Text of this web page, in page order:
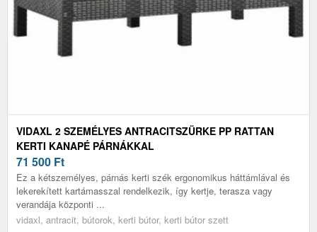
VIDAXL 2 SZEMÉLYES ANTRACITSZÜRKE PP RATTAN
KERTI KANAPÉ PÁRNÁKKAL
71 500 Ft
Ez a kétszemélyes, párnás kerti szék ergonomikus háttámlával és
lekerekített kartámasszal rendelkezik, így kertje, terasza vagy
verandája központi ...
vidaxl, antracit, bútorok, kerti bútor, kerti bútor szett